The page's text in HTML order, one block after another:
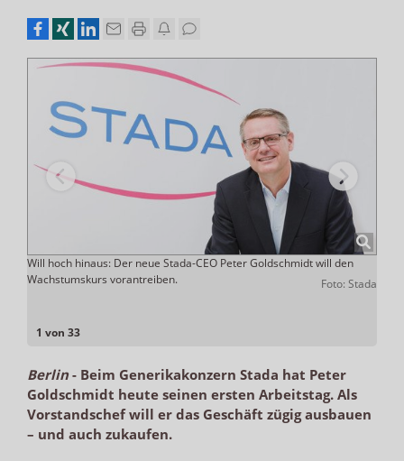
1 von 33
Will hoch hinaus: Der neue Stada-CEO Peter Goldschmidt will den
Wachstumskurs vorantreiben.
Foto: Stada
Berlin- Beim Generikakonzern Stada hat Peter
Goldschmidt heute seinen ersten Arbeitstag. Als
Vorstandschef will er das Geschäft zügig ausbauen
– und auch zukaufen.